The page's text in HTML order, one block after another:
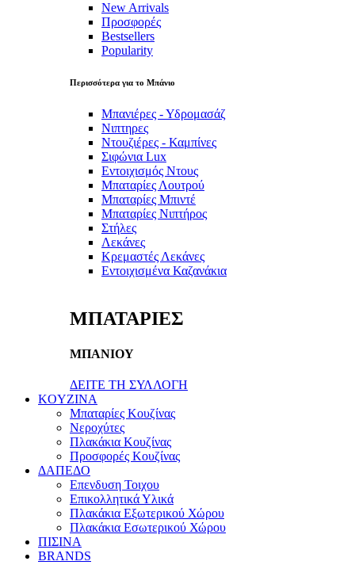
New Arrivals
Προσφορές
Bestsellers
Popularity
Περισσότερα για το Μπάνιο
Μπανιέρες - Υδρομασάζ
Νιπτηρες
Ντουζιέρες - Καμπίνες
Σιφώνια Lux
Εντοιχισμός Ντους
Μπαταρίες Λουτρού
Μπαταρίες Μπιντέ
Μπαταρίες Νιπτήρος
Στήλες
Λεκάνες
Κρεμαστές Λεκάνες
Εντοιχισμένα Καζανάκια
ΜΠΑΤΑΡΙΕΣ
ΜΠΑΝΙΟΥ
ΔΕΙΤΕ ΤΗ ΣΥΛΛΟΓΗ
KOYZINA
Μπαταρίες Κουζίνας
Νεροχύτες
Πλακάκια Κουζίνας
Προσφορές Κουζίνας
ΔΑΠΕΔΟ
Επενδυση Τοιχου
Επικολλητικά Υλικά
Πλακάκια Εξωτερικού Χώρου
Πλακάκια Εσωτερικού Χώρου
ΠΙΣΙΝΑ
BRANDS